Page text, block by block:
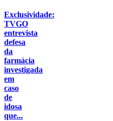
Exclusividade:
TVGO
entrevista
defesa
da
farmácia
investigada
em
caso
de
idosa
que...